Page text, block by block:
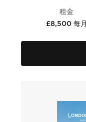
租金
£8,500 每月